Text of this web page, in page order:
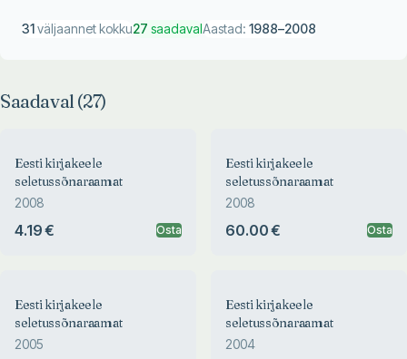
31väljaannet kokku27 saadavalAastad: 1988–2008
Saadaval (27)
Eesti kirjakeele
seletussõnaraamat
2008
4.19 € Osta
Eesti kirjakeele
seletussõnaraamat
2008
60.00 € Osta
Eesti kirjakeele
seletussõnaraamat
2005
Eesti kirjakeele
seletussõnaraamat
2004